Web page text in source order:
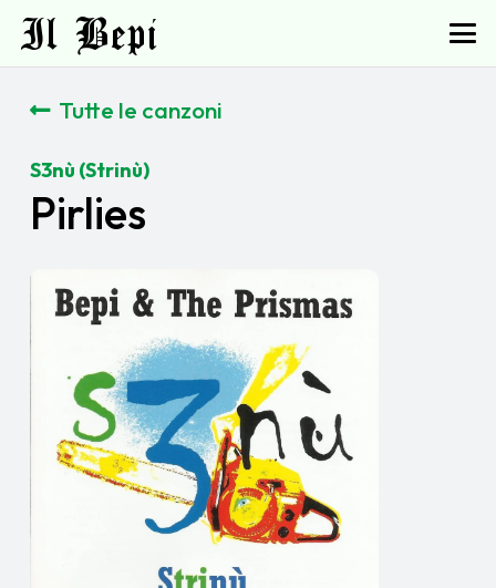
Il Bepi
Tutte le canzoni
S3nù (Strinù)
Pirlies